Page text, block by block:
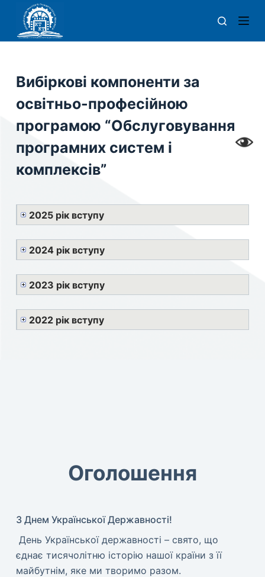
р
й
т
и
д
в
м
Вибіркові компоненти за
освітньо-професійною
програмою “Обслуговування
програмних систем і
комплексів”
2025 рік вступу
2024 рік вступу
2023 рік вступу
2022 рік вступу
Оголошення
З Днем Української Державності!
​ День Української державності – свято, що
єднає тисячолітню історію нашої країни з її
майбутнім, яке ми творимо разом.